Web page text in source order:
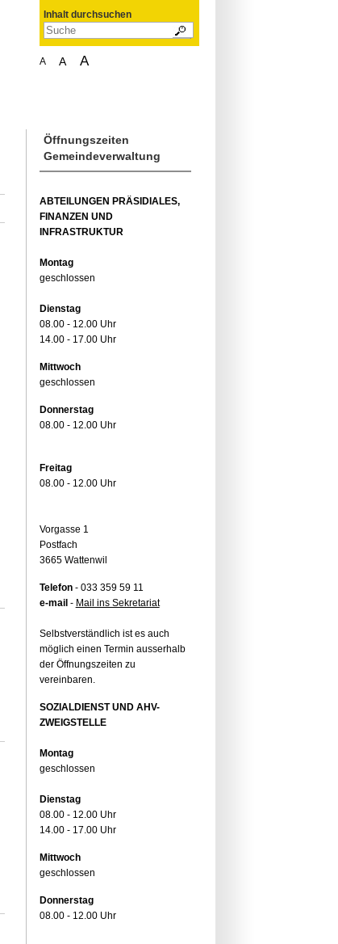
Inhalt durchsuchen
A A A
Öffnungszeiten
Gemeindeverwaltung
ABTEILUNGEN PRÄSIDIALES,
FINANZEN UND
INFRASTRUKTUR
Montag
geschlossen
Dienstag
08.00 - 12.00 Uhr
14.00 - 17.00 Uhr
Mittwoch
geschlossen
Donnerstag
08.00 - 12.00 Uhr
Freitag
08.00 - 12.00 Uhr
Vorgasse 1
Postfach
3665 Wattenwil
Telefon- 033 359 59 11
e-mail - Mail ins Sekretariat
Selbstverständlich ist es auch
möglich einen Termin ausserhalb
der Öffnungszeiten zu
vereinbaren.
SOZIALDIENST UND AHV-
ZWEIGSTELLE
Montag
geschlossen
Dienstag
08.00 - 12.00 Uhr
14.00 - 17.00 Uhr
Mittwoch
geschlossen
Donnerstag
08.00 - 12.00 Uhr